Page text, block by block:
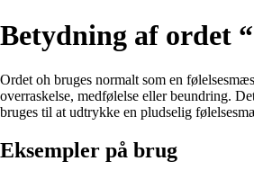
Betydning af ordet
Ordet oh bruges normalt som en
overraskelse, medfølelse eller beundring.
bruges til at udtrykke en pludselig
Eksempler på brug